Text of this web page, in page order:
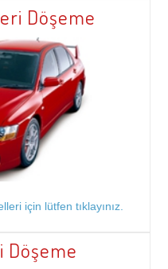
Döşeme
için lütfen tıklayınız.
Döşeme